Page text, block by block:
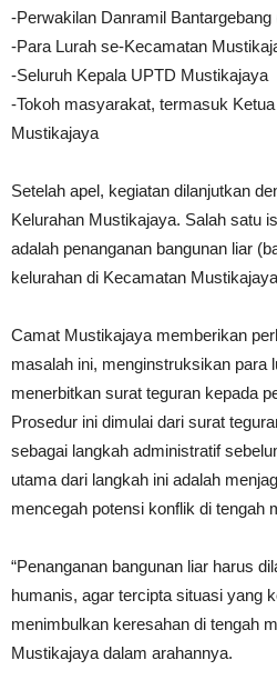
-Perwakilan Danramil Bantargebang
-Para Lurah se-Kecamatan
-Seluruh Kepala UPTD Mustikajaya
-Tokoh masyarakat, termasuk
Mustikajaya
Setelah apel, kegiatan dilanjutkan
Kelurahan Mustikajaya. Salah satu
adalah penanganan bangunan liar
kelurahan di Kecamatan
Camat Mustikajaya memberikan
masalah ini, menginstruksikan para
menerbitkan surat teguran kepada
Prosedur ini dimulai dari surat
sebagai langkah administratif
utama dari langkah ini adalah
mencegah potensi konflik di tengah
“Penanganan bangunan liar harus
humanis, agar tercipta situasi yang
menimbulkan keresahan di tengah
Mustikajaya dalam arahannya.